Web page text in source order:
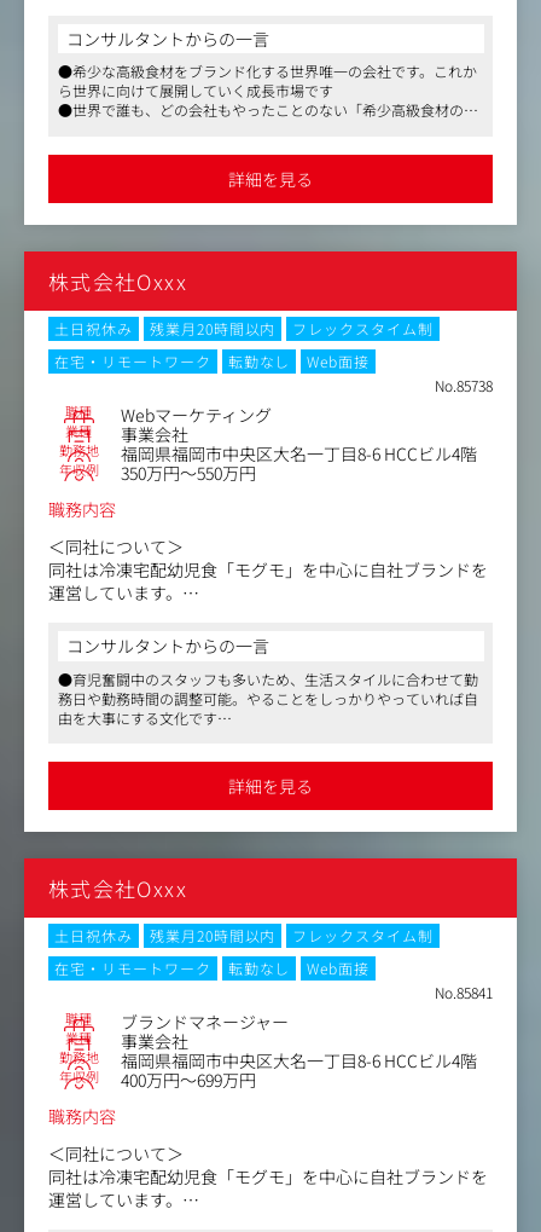
＜具体的な仕事内容＞
広報職として、以下の業務に携わっていただきます：
・プレスリリース作成・配信
アプローチを行います。
・新作発表会の運営
商品のローンチイベントや発表会の企画・運営を担当。
ブランドの価値を直感的に伝える場を創り上げます。
・SNS運用（X、LINE、Instagramなど）
公式SNSアカウントの運用を通じて、ブランドの世界観
を発信し、ファンとのコミュニケーションを深めます。
コンサルタントからの一言
●希少な高級食材をブランド化する世界唯一の会社です。これか
ら世界に向けて展開していく成長市場です
●世界で誰も、どの会社もやったことのない「希少高級食材の世
義でなく同社のブランドをいかに広めるか、という視点での業務
●社員思いで、夢と熱量のある社長。社風も自由闊達、型にはま
らずチャレンジ精神を重視する風土です。社員一人ひとりが裁量
詳細を見る
株式会社Oxxx
土日祝休み 残業月20時間以内
フレックスタイム制
在宅・リモートワーク
転勤なし
Web面接
No.85738
職種 Webマーケティング
業種 事業会社
勤務地 福岡県福岡市中央区大名一丁目8-6 HCCビル4階
年収例
350万円～550万円
職務内容
＜同社について＞
同社は冷凍宅配幼児食「モグモ」を中心に自社ブランドを
運営しています。
モグモは1歳6ヶ月から6歳までの幼児を対象にした栄養満
点の冷凍宅配食事サービスです。
忙しい保護者のために、健康的かつバランスの取れた食事
を提供し、お子様の成長をサポートしています。
家族の成長を支えるライフスタイルブランドです。
Webマーケティング部門にて、ブランドや製品の魅力を幅
一連のプロセスを通じて事業成長を推進し、将来的には戦
略立案やチームマネジメントも担うマネージャーとしての
キャリアパスを想定しています。
＜具体的には＞
・デジタル広告の運用（リスティング・SNS・ディスプレ
イ等）
・広告効果の分析およびレポーティング、改善提案の実施
・記事LP、バナー、SNSコンテンツの企画および制作ディ
・広告媒体の選定および新規チャネルの開拓
・広告予算の策定、進捗管理、実績分析
・広告施策全体の企画立案から実行、改善までの推進
・外部パートナー企業（制作会社・代理店等）との連携、
進行管理
コンサルタントからの一言
●育児奮闘中のスタッフも多いため、生活スタイルに合わせて勤
務日や勤務時間の調整可能。やることをしっかりやっていれば自
由を大事にする文化です
詳細を見る
株式会社Oxxx
土日祝休み 残業月20時間以内
フレックスタイム制
在宅・リモートワーク
転勤なし
Web面接
No.85841
職種 ブランドマネージャー
業種 事業会社
勤務地 福岡県福岡市中央区大名一丁目8-6 HCCビル4階
年収例
400万円～699万円
職務内容
＜同社について＞
同社は冷凍宅配幼児食「モグモ」を中心に自社ブランドを
運営しています。